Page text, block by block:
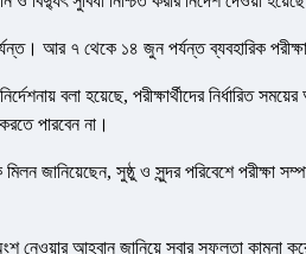
আর ৭ থেকে ১৪ জুন পর্যন্ত ব্যবহারিক
বলা হয়েছে, পরীক্ষার্থীদের
পারবেন না।
মিলন জানিয়েছেন, সুষ্ঠু ও সুন্দর পরিবেশে
অংশ নেওয়ার আহ্বান জানিয়ে সবার সফলতা কামনা